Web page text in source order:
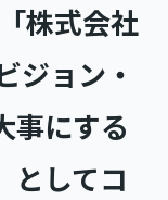
株式会社
ジョン・
事にする
としてコ